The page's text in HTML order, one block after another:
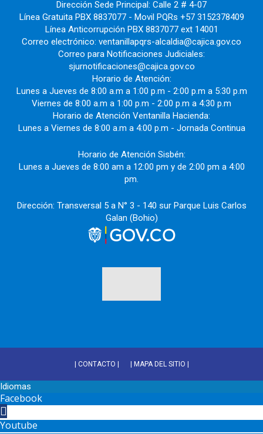
Dirección Sede Principal: Calle 2 # 4-07
Línea Gratuita PBX 8837077 - Movil PQRs +57 3152378409
Línea Anticorrupción PBX 8837077 ext 14001
Correo electrónico: ventanillapqrs-alcaldia@cajica.gov.co
Correo para Notificaciones Judiciales:
sjurnotificaciones@cajica.gov.co
Horario de Atención:
Lunes a Jueves de 8:00 a.m a 1:00 p.m - 2:00 p.m a 5:30 p.m
Viernes de 8:00 a.m a 1:00 p.m - 2:00 p.m a 4:30 p.m
Horario de Atención Ventanilla Hacienda:
Lunes a Viernes de 8:00 a.m a 4:00 p.m - Jornada Continua
Horario de Atención Sisbén:
Lunes a Jueves de 8:00 am a 12:00 pm y de 2:00 pm a 4:00
pm.
Dirección: Transversal 5 a N° 3 - 140 sur Parque Luis Carlos
Galan (Bohio)
| CONTACTO | | MAPA DEL SITIO |
Idiomas
Facebook
Youtube